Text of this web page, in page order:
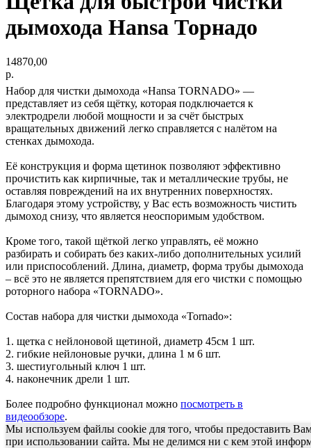
дымохода Hansa Торнадо
14870,00
р.
Набор для чистки дымохода «Hansa TORNADO» ―
представляет из себя щётку, которая подключается к
электродрели любой мощности и за счёт быстрых
вращательных движений легко справляется с налётом на
стенках дымохода.
Её конструкция и форма щетинок позволяют эффективно
прочистить как кирпичные, так и металлические трубы, не
оставляя повреждений на их внутренних поверхностях.
Благодаря этому устройству, у Вас есть возможность чистить
дымоход снизу, что является неоспоримым удобством.
Кроме того, такой щёткой легко управлять, её можно
разбирать и собирать без каких-либо дополнительных усилий
или приспособлений. Длина, диаметр, форма трубы дымохода
– всё это не является препятствием для его чистки с помощью
роторного набора «TORNADO».
Состав набора для чистки дымохода «Tornado»:
1. щетка с нейлоновой щетиной, диаметр 45см 1 шт.
2. гибкие нейлоновые ручки, длина 1 м 6 шт.
3. шестиугольный ключ 1 шт.
4. наконечник дрели 1 шт.
Более подробно функционал можно посмотреть в
видеообзоре.
Мы используем файлы cookie для того, чтобы предоставить
при использовании сайта. Мы не делимся ни с кем этой